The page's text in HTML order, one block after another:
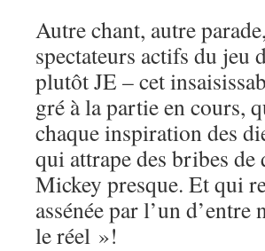
Autre chant, autre
spectateurs actifs du jeu
plutôt JE – cet
gré à la partie en cours,
chaque inspiration des
qui attrape des bribes de
Mickey presque. Et qui
assénée par l’un
le réel »!